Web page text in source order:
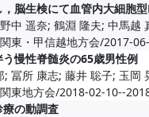
脳生検にて血管内大細胞
中 遥奈; 鶴淵 隆夫; 中馬越
東・甲信越地方会/2017-
慢性脊髄炎の65歳男性例
冨所 康志; 藤井 聡子; 玉岡
東地方会/2018-02-10--
の動調査